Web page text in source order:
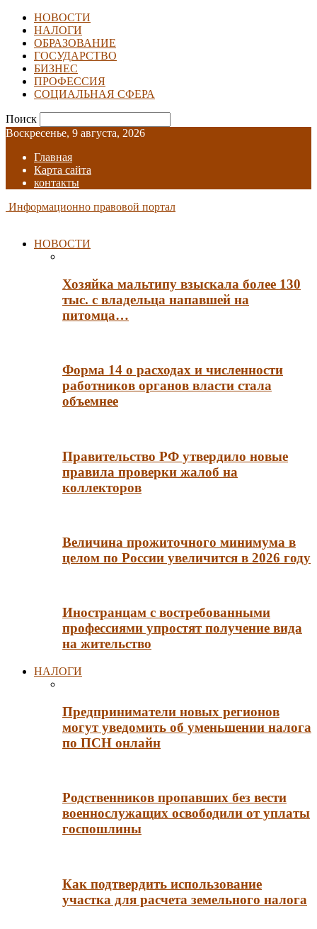
НОВОСТИ
НАЛОГИ
ОБРАЗОВАНИЕ
ГОСУДАРСТВО
БИЗНЕС
ПРОФЕССИЯ
СОЦИАЛЬНАЯ СФЕРА
Поиск
Воскресенье, 9 августа, 2026
Главная
Карта сайта
контакты
Информационно правовой портал
НОВОСТИ
Хозяйка мальтипу взыскала более 130
тыс. с владельца напавшей на
питомца…
Форма 14 о расходах и численности
работников органов власти стала
объемнее
Правительство РФ утвердило новые
правила проверки жалоб на
коллекторов
Величина прожиточного минимума в
целом по России увеличится в 2026 году
Иностранцам с востребованными
профессиями упростят получение вида
на жительство
НАЛОГИ
Предприниматели новых регионов
могут уведомить об уменьшении налога
по ПСН онлайн
Родственников пропавших без вести
военнослужащих освободили от уплаты
госпошлины
Как подтвердить использование
участка для расчета земельного налога